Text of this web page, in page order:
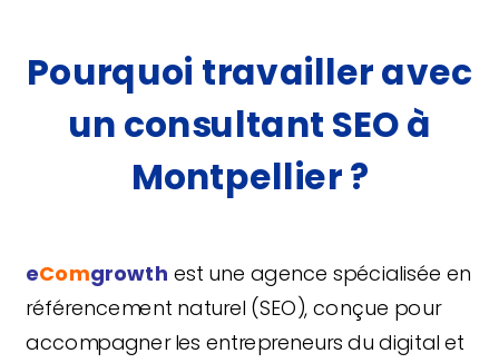
Pourquoi travailler avec
un consultant SEO à
Montpellier ?
eComgrowth est une agence spécialisée en
référencement naturel (SEO), conçue pour
accompagner les entrepreneurs du digital et